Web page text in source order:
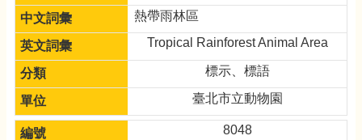
熱帶雨林區
Tropical Rainforest Animal Area
標示、標語
臺北市立動物園
8048